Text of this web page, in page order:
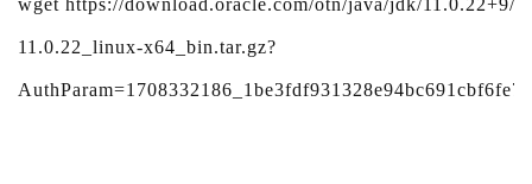
11.0.22_linux-x64_bin.tar.gz?